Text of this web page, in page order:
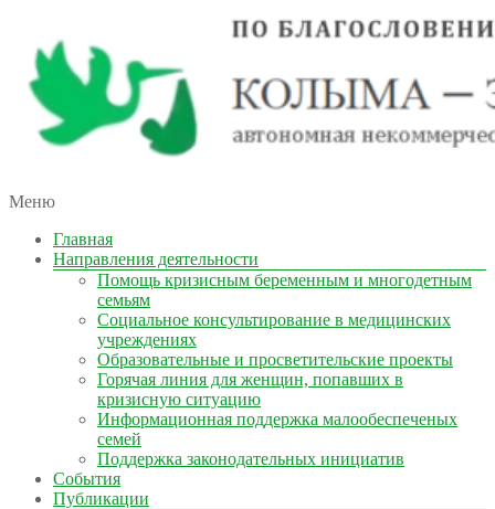
КОЛЫМА — ЗА ЖИЗНЬ
автономная некоммерческая организация
Меню
Главная
Направления деятельности
Помощь кризисным беременным и многодетным
семьям
Социальное консультирование в медицинских
учреждениях
Образовательные и просветительские проекты
Горячая линия для женщин, попавших в
кризисную ситуацию
Информационная поддержка малообеспеченых
семей
Поддержка законодательных инициатив
События
Публикации